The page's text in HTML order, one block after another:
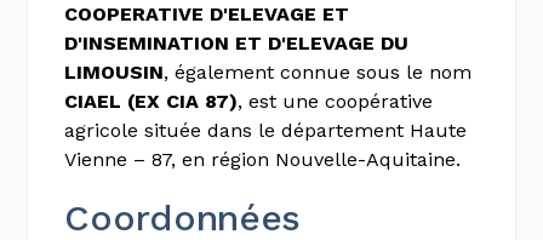
COOPERATIVE D'ELEVAGE ET
D'INSEMINATION ET D'ELEVAGE DU
LIMOUSIN, également connue sous le nom
CIAEL (EX CIA 87), est une coopérative
agricole située dans le département Haute
Vienne – 87, en région Nouvelle-Aquitaine.
Coordonnées